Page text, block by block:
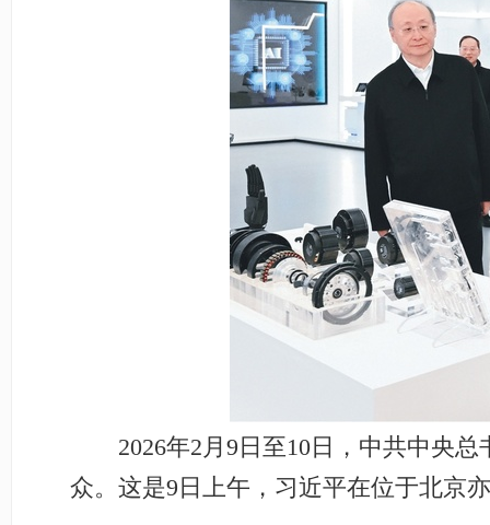
2026年2月9日至10日，中共中央总
众。这是9日上午，习近平在位于北京